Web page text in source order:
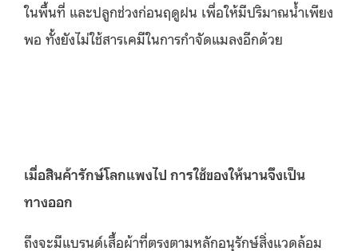
ในพื้นที่ และปลูกช่วงก่อนฤดูฝน เพื่อให้มีปริมาณน้ำเพียง
พอ ทั้งยังไม่ใช้สารเคมีในการกำจัดแมลงอีกด้วย
เมื่อสินค้ารักษ์โลกแพงไป การใช้ของให้นานจึงเป็น
ทางออก
ถึงจะมีแบรนด์เสื้อผ้าที่ตรงตามหลักอนุรักษ์สิ่งแวดล้อม